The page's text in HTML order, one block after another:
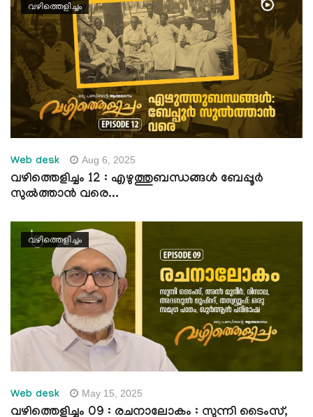
വഴിത്തെളിച്ചം
Web desk Aug 6, 2025
വഴിത്തെളിച്ചം 12 : എഴുത്തുബന്ധങ്ങൾ ബേപ്പൂർ
സുൽത്താൻ വരെ...
വഴിത്തെളിച്ചം
Web desk May 15, 2025
വഴിത്തെളിച്ചം 09 : രചനാലോകം : സുന്നി ടൈംസ്,